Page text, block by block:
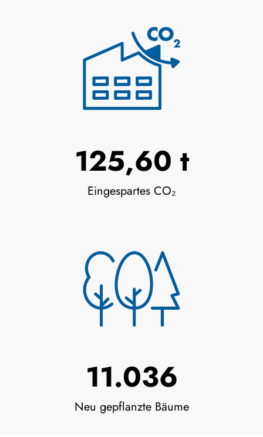
130,83 t
Eingespartes CO₂
12.401
Neu gepflanzte Bäume